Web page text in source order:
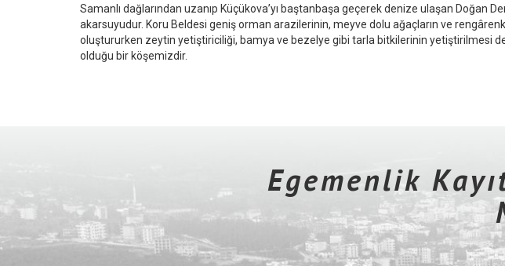
Samanlı dağlarından uzanıp Küçükova’yı baştanbaşa geçerek denize ulaşan Doğan
akarsuyudur. Koru Beldesi geniş orman arazilerinin, meyve dolu ağaçların ve rengârenk
oluştururken zeytin yetiştiriciliği, bamya ve bezelye gibi tarla bitkilerinin yetiştirilmesi
olduğu bir köşemizdir.
Egemenlik